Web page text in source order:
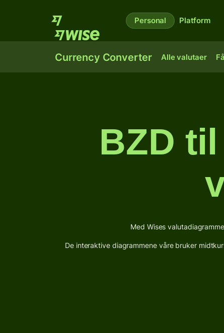
Personal Platform
Currency Converter Alle valutaer
BZD
Med Wises
De interaktive diagrammene våre bruker